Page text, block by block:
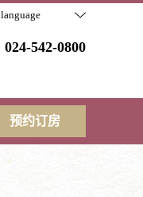
language
024-542-0800
预约订房